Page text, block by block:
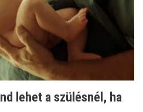
lehet a szülésnél, ha